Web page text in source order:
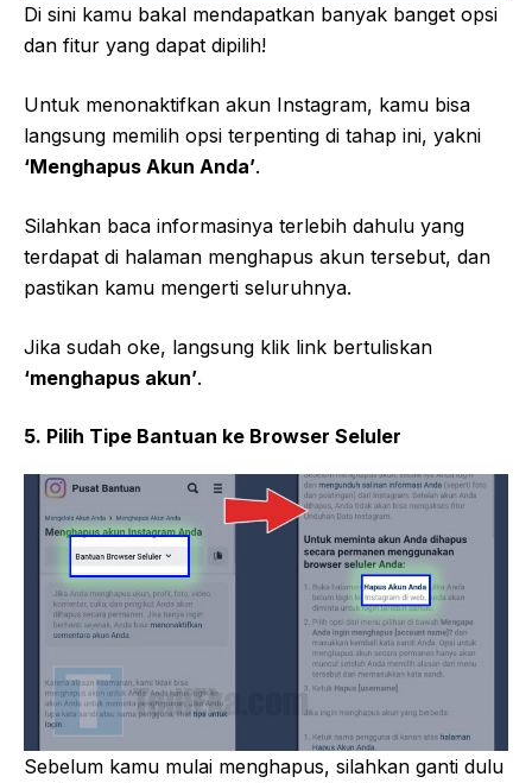
Di sini kamu bakal mendapatkan banyak banget opsi
dan fitur yang dapat dipilih!
Untuk menonaktifkan akun Instagram, kamu bisa
langsung memilih opsi terpenting di tahap ini, yakni
‘Menghapus Akun Anda’.
Silahkan baca informasinya terlebih dahulu yang
terdapat di halaman menghapus akun tersebut, dan
pastikan kamu mengerti seluruhnya.
Jika sudah oke, langsung klik link bertuliskan
‘menghapus akun’.
5. Pilih Tipe Bantuan ke Browser Seluler
Sebelum kamu mulai menghapus, silahkan ganti dulu